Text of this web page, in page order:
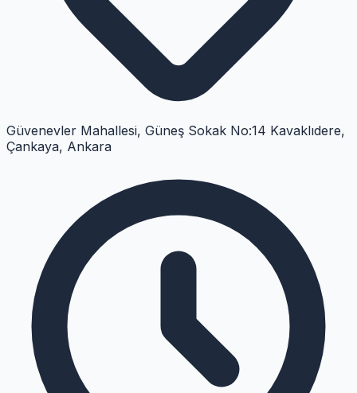
Güvenevler Mahallesi, Güneş Sokak No:14 Kavaklıdere,
Çankaya, Ankara